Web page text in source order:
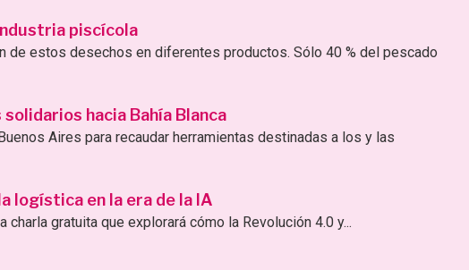
piscícola
estos desechos en diferentes productos. Sólo 40 % del pescado
hacia Bahía Blanca
Aires para recaudar herramientas destinadas a los y las
logística en la era de la IA
gratuita que explorará cómo la Revolución 4.0 y...